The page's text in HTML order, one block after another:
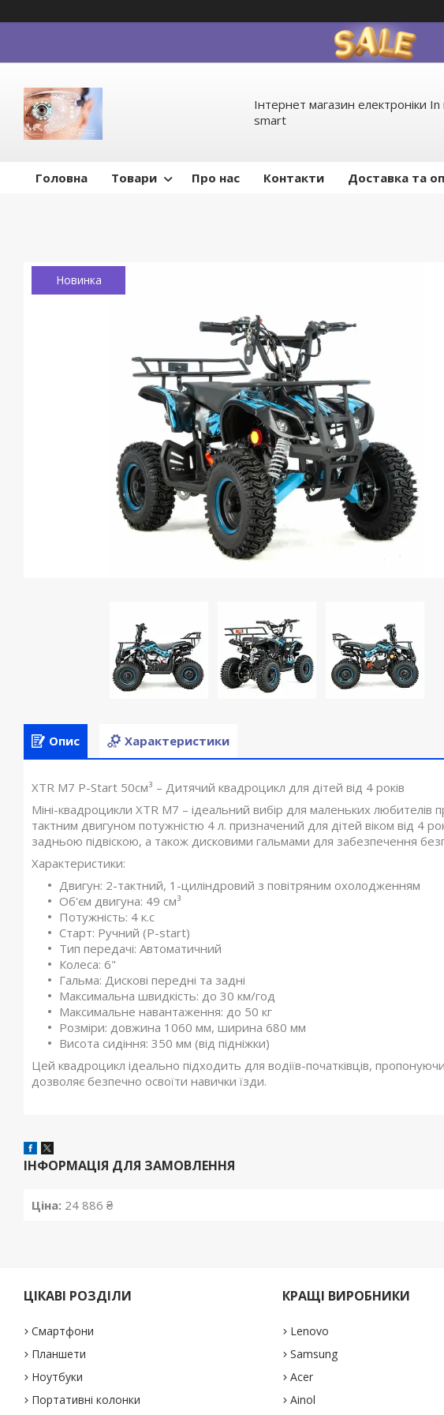
Інтернет магазин електроніки In
smart
Головна Товари Про нас Контакти Доставка та
Новинка
Опис Характеристики
XTR M7 P-Start 50см³ – Дитячий квадроцикл для дітей від 4 років
Міні-квадроцикли XTR M7 – ідеальний вибір для маленьких
тактним двигуном потужністю 4 л. призначений для дітей віком від 4
задньою підвіскою, а також дисковими гальмами для забезпечення
Характеристики:
Двигун: 2-тактний, 1-циліндровий з повітряним охолодженням
Об'єм двигуна: 49 см³
Потужність: 4 к.с
Старт: Ручний (P-start)
Тип передачі: Автоматичний
Колеса: 6"
Гальма: Дискові передні та задні
Максимальна швидкість: до 30 км/год
Максимальне навантаження: до 50 кг
Розміри: довжина 1060 мм, ширина 680 мм
Висота сидіння: 350 мм (від підніжки)
Цей квадроцикл ідеально підходить для водіїв-початківців,
дозволяє безпечно освоїти навички їзди.
ІНФОРМАЦІЯ ДЛЯ ЗАМОВЛЕННЯ
Ціна: 24 886 ₴
ЦІКАВІ РОЗДІЛИ
Смартфони
Планшети
Ноутбуки
Портативні колонки
КРАЩІ ВИРОБНИКИ
Lenovo
Samsung
Acer
Ainol